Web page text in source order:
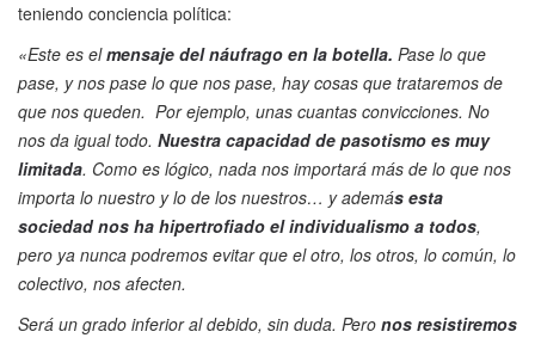
teniendo conciencia política:
«Este es elmensaje del náufrago en la botella. Pase lo que
pase, y nos pase lo que nos pase, hay cosas que trataremos de
que nos queden. Por ejemplo, unas cuantas convicciones. No
nos da igual todo. Nuestra capacidad de pasotismo es muy
limitada. Como es lógico, nada nos importará más de lo que nos
importa lo nuestro y lo de los nuestros… y además esta
sociedad nos ha hipertrofiado el individualismo a todos,
pero ya nunca podremos evitar que el otro, los otros, lo común, lo
colectivo, nos afecten.
Será un grado inferior al debido, sin duda. Pero nos resistiremos